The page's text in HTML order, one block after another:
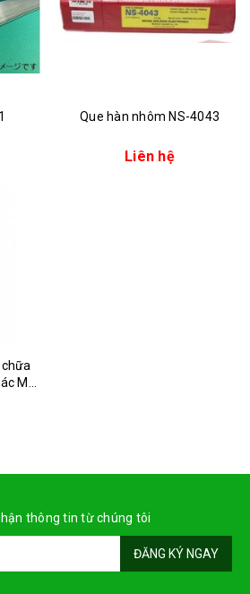
Que hàn nhôm NS-4043
Liên hệ
M
và
thông tin từ chúng tôi
ĐĂNG KÝ NGAY